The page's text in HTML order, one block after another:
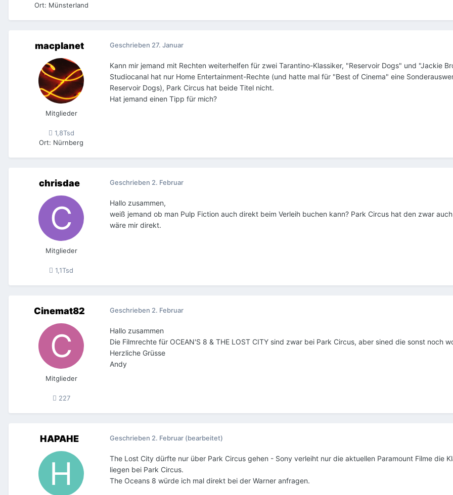
Ort: Münsterland
macplanet
Mitglieder
1,8Tsd
Ort: Nürnberg
Geschrieben 27. Januar
Kann mir jemand mit Rechten weiterhelfen für zwei Tarantino-Klassiker, "Reservoir Dogs" und "Jackie
Studiocanal hat nur Home Entertainment-Rechte (und hatte mal für "Best of Cinema" eine
Reservoir Dogs), Park Circus hat beide Titel nicht.
Hat jemand einen Tipp für mich?
chrisdae
Mitglieder
1,1Tsd
Geschrieben 2. Februar
Hallo zusammen,
weiß jemand ob man Pulp Fiction auch direkt beim Verleih buchen kann? Park Circus hat den zwar
wäre mir direkt.
Cinemat82
Mitglieder
227
Geschrieben 2. Februar
Hallo zusammen
Die Filmrechte für OCEAN'S 8 & THE LOST CITY sind zwar bei Park Circus, aber sined die sonst noch
Herzliche Grüsse
Andy
HAPAHE Geschrieben 2. Februar (bearbeitet)
The Lost City dürfte nur über Park Circus gehen - Sony verleiht nur die aktuellen Paramount Filme die
liegen bei Park Circus.
The Oceans 8 würde ich mal direkt bei der Warner anfragen.